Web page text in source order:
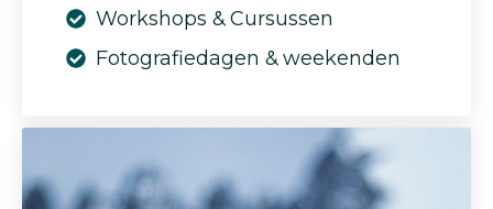
Workshops & Cursussen
Fotografiedagen & weekenden